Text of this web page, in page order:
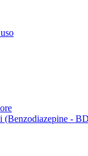
(Benzodiazepine -